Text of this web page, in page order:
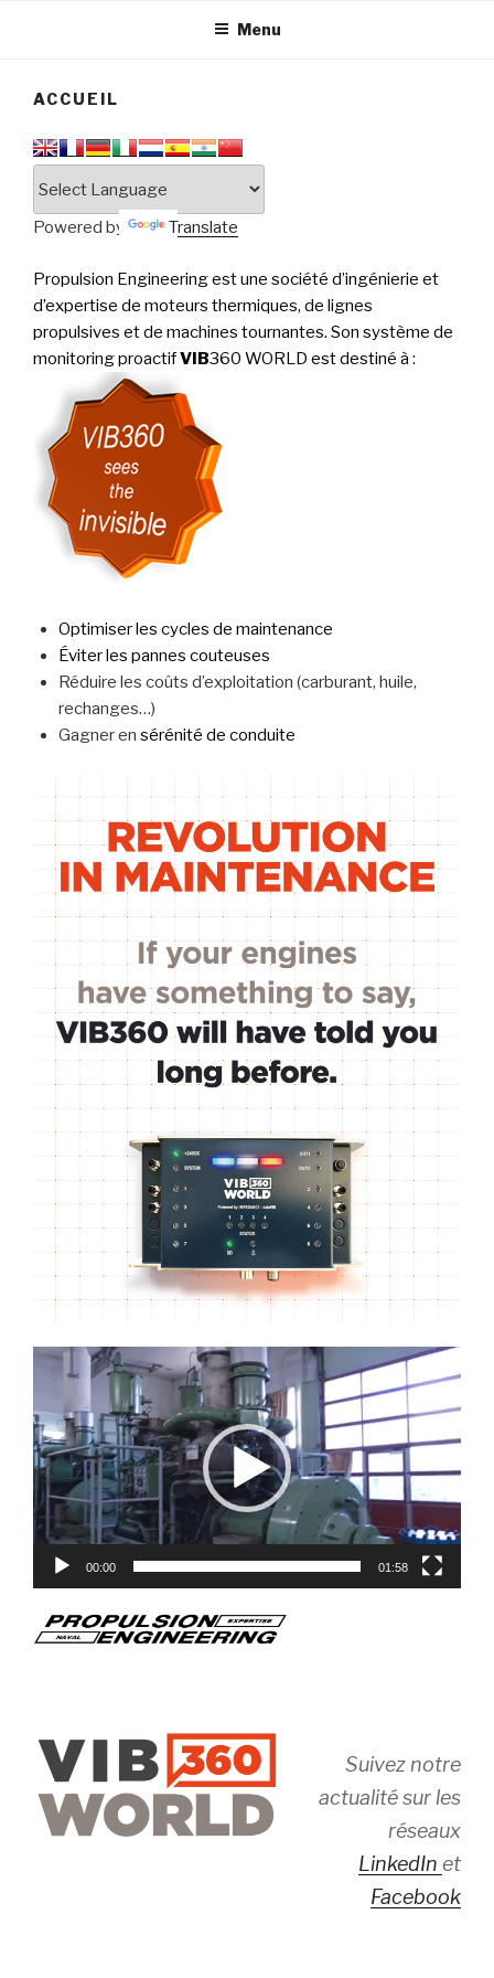
PERFORMANCE
Menu
ACCUEIL
Powered by Translate
Propulsion Engineering est une société d’ingénierie et
d’expertise de moteurs thermiques, de lignes
propulsives et de machines tournantes. Son système de
monitoring proactifVIB360 WORLD est destiné à :
Optimiser les cycles de maintenance
Éviter les pannes couteuses
Réduire les coûts d’exploitation (carburant, huile,
rechanges…)
Gagner en sérénité de conduite
Lecteur
00:00 01:58
Suivez notre
actualité sur les
réseaux
LinkedIn et
Facebook